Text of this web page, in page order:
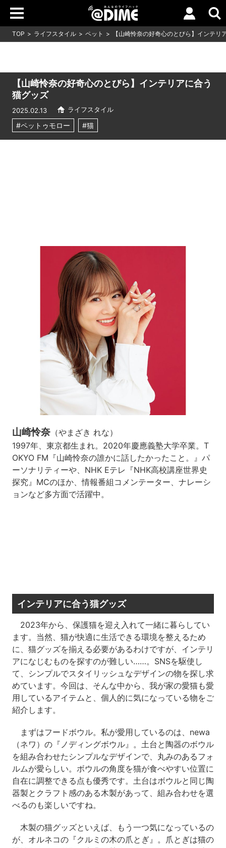
TOP ライフスタイル ペット 【山崎怜奈の好奇心のとびら】インテリ
【山崎怜奈の好奇心のとびら】インテリアに合う
猫グッズ
2025.02.13 ライフスタイル
#ペットゥモロー #猫
山崎怜奈（やまざき れな）
1997年、東京都生まれ。2020年慶應義塾大学卒業。T
OKYO FM『山崎怜奈の誰かに話したかったこと。』パ
ーソナリティーや、NHK Eテレ『NHK高校講座世界史
探究』MCのほか、情報番組コメンテーター、ナレーシ
ョンなど多方面で活躍中。
インテリアに合う猫グッズ
2023年から、保護猫を迎え入れて一緒に暮らしてい
ます。当然、猫が快適に生活できる環境を整えるため
に、猫グッズを揃える必要があるわけですが、インテリ
アになじむものを探すのが難しい……。SNSを駆使し
て、シンプルでスタイリッシュなデザインの物を探し求
めています。今回は、そんな中から、我が家の愛猫も愛
用しているアイテムと、個人的に気になっている物をご
紹介します。
まずはフードボウル。私が愛用しているのは、newa
（ネワ）の『ノディングボウル』。土台と陶器のボウル
を組み合わせたシンプルなデザインで、丸みのあるフォ
ルムが愛らしい。ボウルの角度を猫が食べやすい位置に
自在に調整できる点も優秀です。土台はボウルと同じ陶
器製とクラフト感のある木製があって、組み合わせを選
べるのも楽しいですね。
木製の猫グッズといえば、もう一つ気になっているの
が、オルネコの『クルミの木の爪とぎ』。爪とぎは猫の